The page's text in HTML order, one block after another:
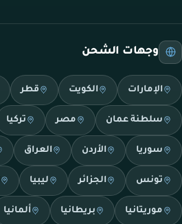
وجهات الشحن
الإمارات الكويت قطر
سلطنة عمان مصر تركيا
سوريا الأردن العراق
تونس الجزائر ليبيا
موريتانيا بريطانيا ألمانيا